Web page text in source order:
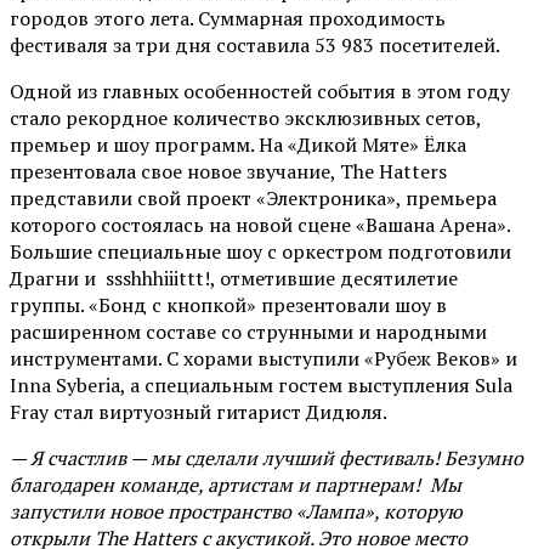
городов этого лета. Суммарная проходимость
фестиваля за три дня составила 53 983 посетителей.
Одной из главных особенностей события в этом году
стало рекордное количество эксклюзивных сетов,
премьер и шоу программ. На «Дикой Мяте» Ёлка
презентовала свое новое звучание, The Hatters
представили свой проект «Электроника», премьера
которого состоялась на новой сцене «Вашана Арена».
Большие специальные шоу с оркестром подготовили
Драгни и ssshhhiiittt!, отметившие десятилетие
группы. «Бонд с кнопкой» презентовали шоу в
расширенном составе со струнными и народными
инструментами. С хорами выступили «Рубеж Веков» и
Inna Syberia, а специальным гостем выступления Sula
Fray стал виртуозный гитарист Дидюля.
— Я счастлив — мы сделали лучший фестиваль! Безумно
благодарен команде, артистам и партнерам! Мы
запустили новое пространство «Лампа», которую
открыли The Hatters с акустикой. Это новое место